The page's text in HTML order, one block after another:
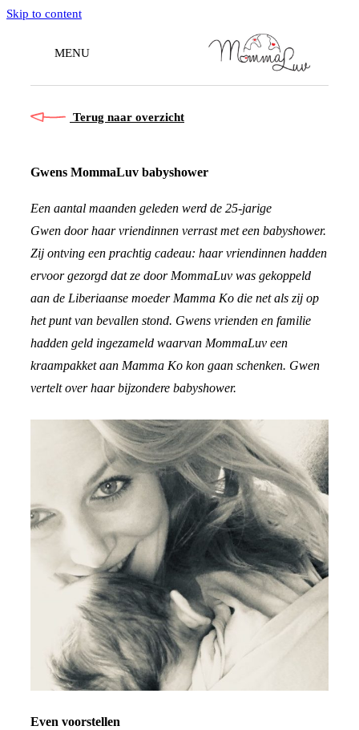
Skip to content
MENU
Terug naar overzicht
Gwens MommaLuv babyshower
Een aantal maanden geleden werd de 25-jarige
Gwen door haar vriendinnen verrast met een babyshower.
Zij ontving een prachtig cadeau: haar vriendinnen hadden
ervoor gezorgd dat ze door MommaLuv was gekoppeld
aan de Liberiaanse moeder Mamma Ko die net als zij op
het punt van bevallen stond. Gwens vrienden en familie
hadden geld ingezameld waarvan MommaLuv een
kraampakket aan Mamma Ko kon gaan schenken. Gwen
vertelt over haar bijzondere babyshower.
Even voorstellen